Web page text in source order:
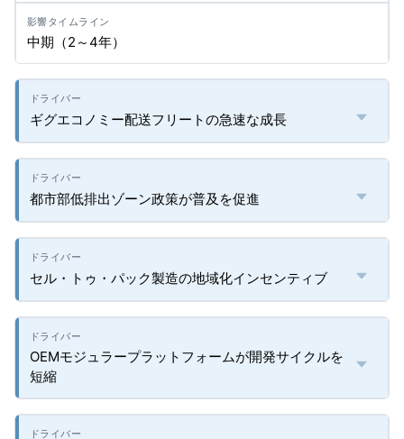
中期（2～4年）
ギグエコノミー配送フリートの急速な成長
都市部低排出ゾーン政策が普及を促進
セル・トゥ・パック製造の地域化インセンティブ
OEMモジュラープラットフォームが開発サイクルを
短縮